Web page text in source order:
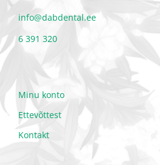
info@dabdental.ee
6 391 320
Minu konto
Ettevõttest
Kontakt